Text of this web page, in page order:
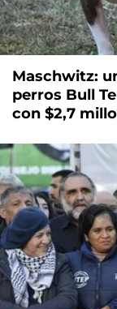
Maschwitz:
perros Bull
con $2,7